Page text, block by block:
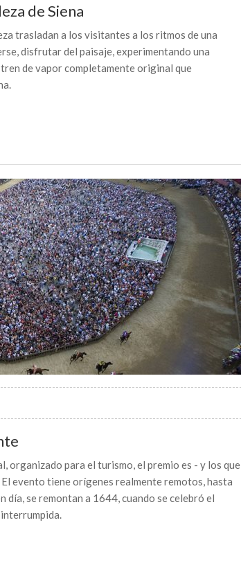
de Siena
trasladan a los visitantes a los ritmos de una
disfrutar del paisaje, experimentando una
de vapor completamente original que
organizado para el turismo, el premio es - y los que
evento tiene orígenes realmente remotos, hasta
se remontan a 1644, cuando se celebró el